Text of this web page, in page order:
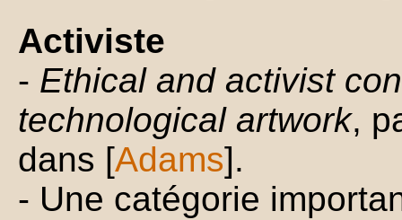
Activiste
- Ethical and activist
technological artwork,
dans [Adams].
- Une catégorie